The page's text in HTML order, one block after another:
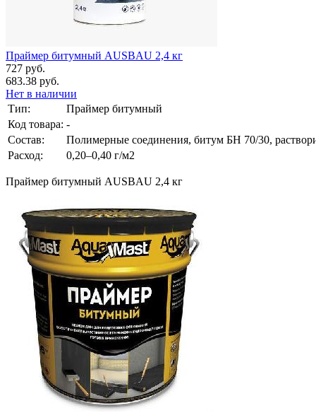
Праймер битумный AUSBAU 2,4 кг
727 руб.
683.38 руб.
Нет в наличии
Тип:
Праймер битумный
Код товара: -
Состав:
Полимерные соединения, битум БН 70/30,
Расход:
0,20–0,40 г/м2
Праймер битумный AUSBAU 2,4 кг